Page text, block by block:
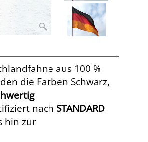
aus 100 %
die Farben Schwarz,
nach STANDARD
hin zur